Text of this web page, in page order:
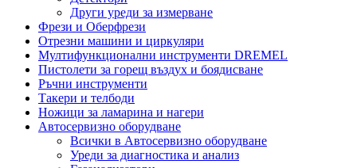
Други уреди за измерване
Фрези и Оберфрези
Отрезни машини и циркуляри
Мултифункционални инструменти DREMEL
Пистолети за горещ въздух и боядисване
Ръчни инструменти
Такери и телбоди
Ножици за ламарина и нагери
Автосервизно оборудване
Всички в Автосервизно оборудване
Уреди за диагностика и анализ